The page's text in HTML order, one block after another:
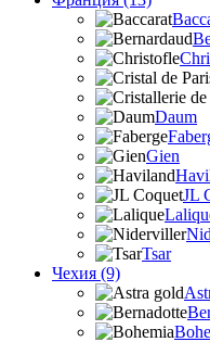
Daum
Gien
JL
Tsar
Чехия (9)